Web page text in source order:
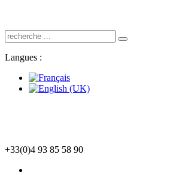
Langues :
+33(0)4 93 85 58 90